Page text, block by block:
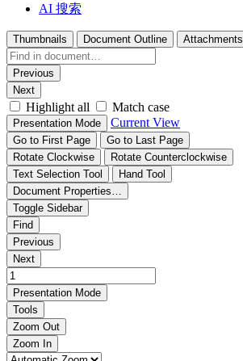
AI 搜索
Thumbnails Document Outline Attachments
Previous
Next
Highlight all Match case
Presentation Mode Current View
Go to First Page
Go to Last Page
Rotate Clockwise
Rotate Counterclockwise
Text Selection Tool
Hand Tool
Document Properties…
Toggle Sidebar
Find
Previous
Next
Presentation Mode
Tools
Zoom Out
Zoom In